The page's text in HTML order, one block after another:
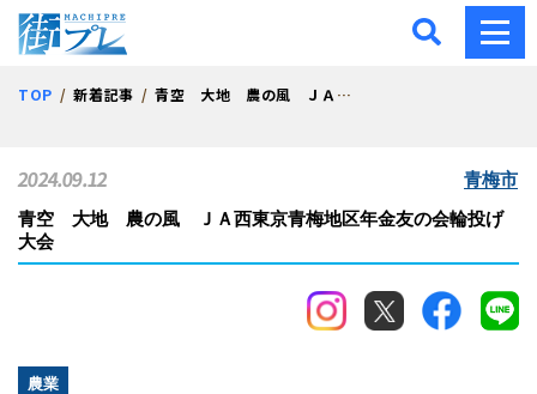
街プレ -東京・西多摩の
TOP 新着記事 青空 大地 農の風 ＪＡ西東京青梅地区年金友の会輪投げ大会
青空 大地 農の風 ＪＡ西東京青梅地区年金友の会輪投げ
大会
農業
2024.09.12 青梅市